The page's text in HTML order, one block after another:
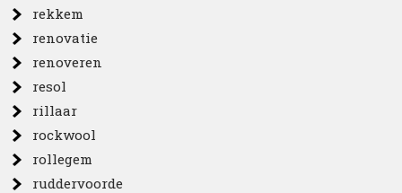
rekkem
renovatie
renoveren
resol
rillaar
rockwool
rollegem
ruddervoorde